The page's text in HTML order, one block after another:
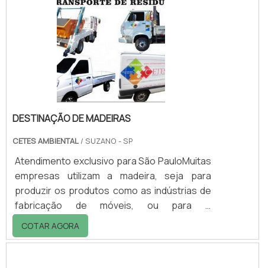
caixa possa ser empilhada e traga mais
praticidade para aqueles que adquirem, com
melhorias de espaço.Revestida de material
altamente de qualidade, a caixa hortifrúti
DESTINAÇÃO DE MADEIRAS
CETES AMBIENTAL / SUZANO - SP
Atendimento exclusivo para São PauloMuitas
empresas utilizam a madeira, seja para
produzir os produtos como as indústrias de
fabricação de móveis, ou para o
funcionamento, como as empresas de
cerâmica, que produzem tijolos e telhas.
COTAR AGORA